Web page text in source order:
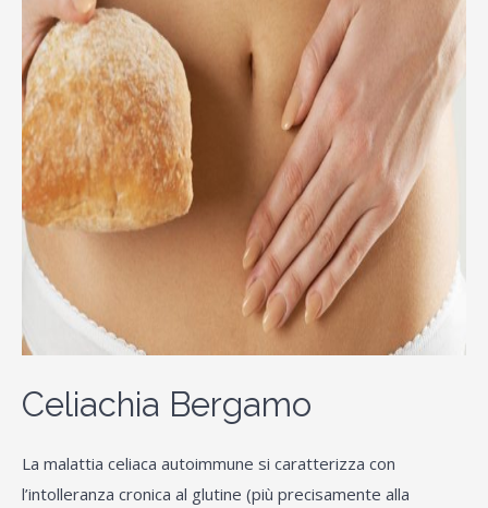
Celiachia Bergamo
La malattia celiaca autoimmune si caratterizza con
l’intolleranza cronica al glutine (più precisamente alla